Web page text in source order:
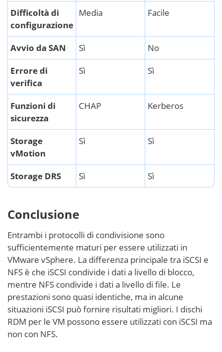
Difficoltà di
configurazione
Media Facile
Avvio da SAN Sì
No
Errore di
verifica
Sì Sì
Funzioni di
sicurezza
CHAP Kerberos
Storage
vMotion
Sì Sì
Storage DRS Sì Sì
Conclusione
Entrambi i protocolli di condivisione sono
sufficientemente maturi per essere utilizzati in
VMware vSphere. La differenza principale tra iSCSI e
NFS è che iSCSI condivide i dati a livello di blocco,
mentre NFS condivide i dati a livello di file. Le
prestazioni sono quasi identiche, ma in alcune
situazioni iSCSI può fornire risultati migliori. I dischi
RDM per le VM possono essere utilizzati con iSCSI ma
non con NFS.